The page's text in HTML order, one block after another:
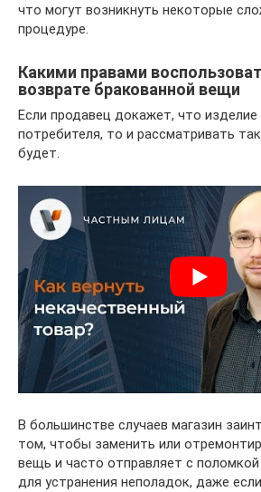
что могут возникнуть некоторые
процедуре.
Какими правами
возврате бракованной вещи
Если продавец докажет, что
потребителя, то и рассматривать
будет.
В большинстве случаев магазин
том, чтобы заменить или
вещь и часто отправляет с
для устранения неполадок, даже